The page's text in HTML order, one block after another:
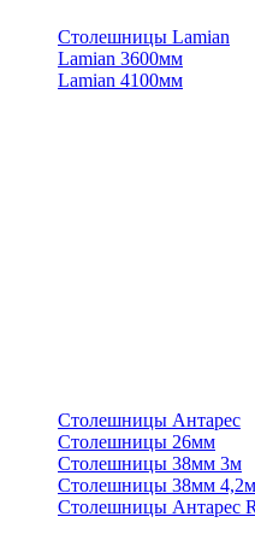
Столешницы Lamian
Lamian 3600мм
Lamian 4100мм
Столешницы Антарес
Столешницы 26мм
Столешницы 38мм 3м
Столешницы 38мм 4,2м
Столешницы Антарес